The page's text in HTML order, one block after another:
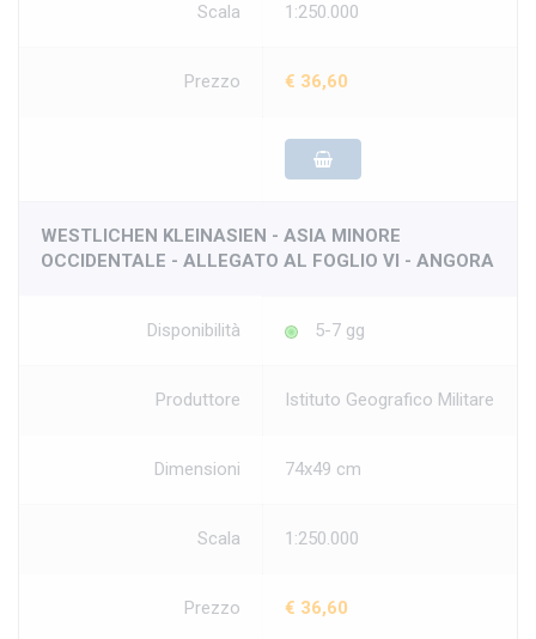
Scala 1:250.000
Prezzo € 36,60
WESTLICHEN KLEINASIEN - ASIA MINORE
OCCIDENTALE - ALLEGATO AL FOGLIO VI - ANGORA
Disponibilità 5-7 gg
Produttore Istituto Geografico Militare
Dimensioni 74x49 cm
Scala 1:250.000
Prezzo € 36,60